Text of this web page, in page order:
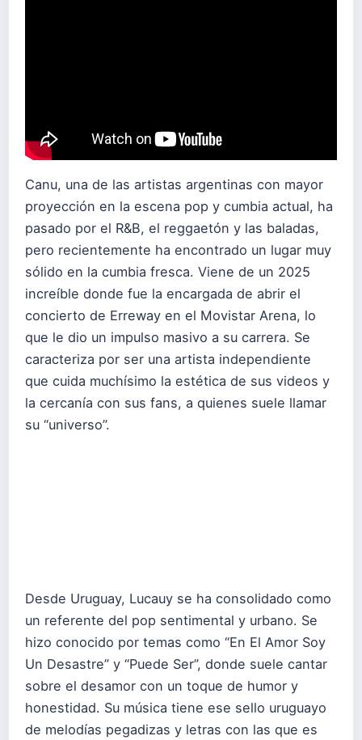
Canu, una de las artistas argentinas con mayor
proyección en la escena pop y cumbia actual, ha
pasado por el R&B, el reggaetón y las baladas,
pero recientemente ha encontrado un lugar muy
sólido en la cumbia fresca. Viene de un 2025
increíble donde fue la encargada de abrir el
concierto de Erreway en el Movistar Arena, lo
que le dio un impulso masivo a su carrera. Se
caracteriza por ser una artista independiente
que cuida muchísimo la estética de sus videos y
la cercanía con sus fans, a quienes suele llamar
su “universo”.
Desde Uruguay, Lucauy se ha consolidado como
un referente del pop sentimental y urbano. Se
hizo conocido por temas como “En El Amor Soy
Un Desastre” y “Puede Ser”, donde suele cantar
sobre el desamor con un toque de humor y
honestidad. Su música tiene ese sello uruguayo
de melodías pegadizas y letras con las que es